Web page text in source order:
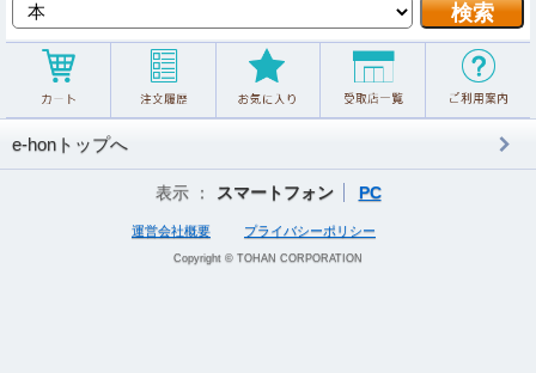
e-honトップへ
表示 ： スマートフォン PC
運営会社概要 プライバシーポリシー
Copyright © TOHAN CORPORATION